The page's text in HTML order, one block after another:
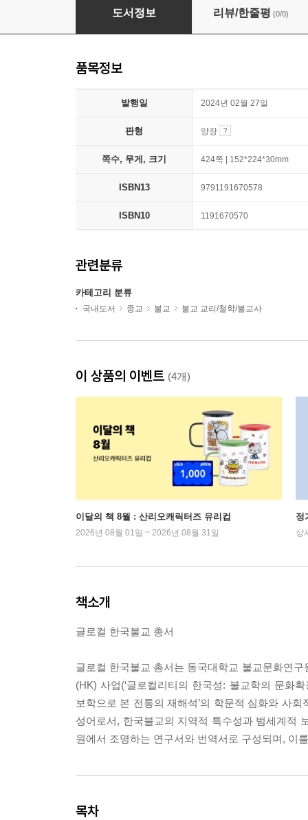
징관의 불교세계에 대한 해석
도서정보 리뷰/한줄평 (0/0)
품목정보
발행일 2024년 02월 27일
판형 양장
쪽수, 무게, 크기 424쪽 | 152*224*30mm
ISBN13 9791191670578
ISBN10 1191670570
관련분류
카테고리 분류
국내도서 종교 불교 불교 교리/철학/불교사
이 상품의 이벤트 (4개)
이달의 책 8월 : 산리오캐릭터즈 유리컵
2026년 08월 01일 ~ 2026년 08월 31일
정
상
책소개
글로컬 한국불교 총서
글로컬 한국불교 총서는 동국대학교 불교문화연
(HK) 사업(‘글로컬리티의 한국성: 불교학의 문화
보학으로 본 전통의 재해석’의 학문적 심화와 사
성어로서, 한국불교의 지역적 특수성과 범세계적
원에서 조명하는 연구서와 번역서로 구성되며, 이
목차